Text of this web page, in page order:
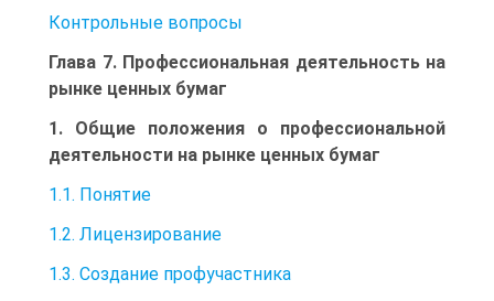
Контрольные вопросы
Глава 7. Профессиональная деятельность на
рынке ценных бумаг
1. Общие положения о профессиональной
деятельности на рынке ценных бумаг
1.1. Понятие
1.2. Лицензирование
1.3. Создание профучастника